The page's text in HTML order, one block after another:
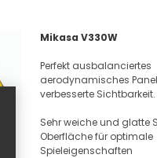
Mikasa V330W
Perfekt ausbalanciertes
aerodynamisches
verbesserte Sichtbarkeit.
Sehr weiche und glatte
Oberfläche für optimale
Spieleigenschaften